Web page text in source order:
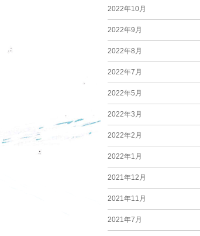
2022年10月
2022年9月
2022年8月
2022年7月
2022年5月
2022年3月
2022年2月
2022年1月
2021年12月
2021年11月
2021年7月